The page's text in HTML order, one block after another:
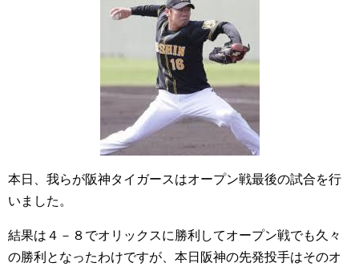
本日、我らが阪神タイガースはオープン戦最後の試合を行
いました。
結果は４－８でオリックスに勝利してオープン戦でも久々
の勝利となったわけですが、本日阪神の先発投手はそのオ